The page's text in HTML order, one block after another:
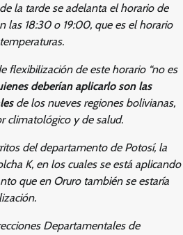
la tarde se adelanta el horario de
las 18:30 o 19:00, que es el horario
flexibilización de este horario “no es
deberían aplicarlo son las
de los nueves regiones bolivianas,
climatológico y de salud.
del departamento de Potosí, la
K, en los cuales se está aplicando
que en Oruro también se estaría
Departamentales de